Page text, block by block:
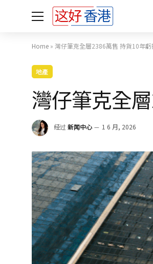
Home » 灣仔筆克全層2386萬售 持貨10年
地產
灣仔筆克全
经过 新闻中心 1 6 月, 2026